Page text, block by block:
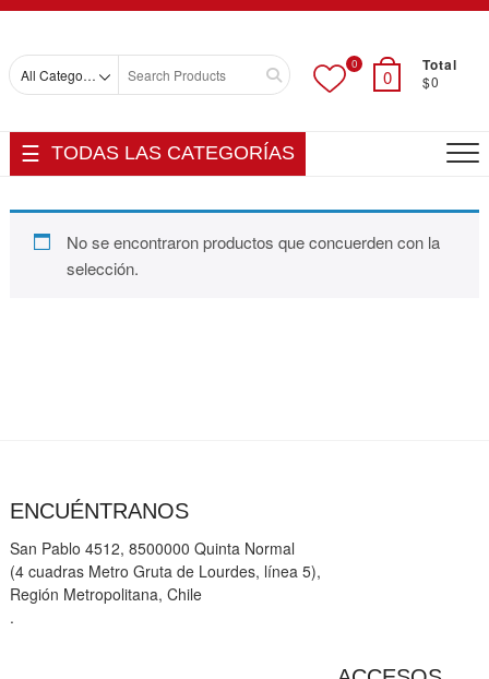
Skip
content
Search
0
0
Total
$0
TODAS LAS CATEGORÍAS
No se encontraron productos que concuerden con la
selección.
ENCUÉNTRANOS
San Pablo 4512, 8500000 Quinta Normal
(4 cuadras Metro Gruta de Lourdes, línea 5),
Región Metropolitana, Chile
.